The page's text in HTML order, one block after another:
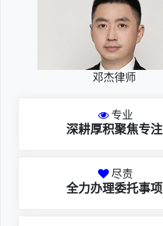
邓杰律师
专业
深耕厚积聚焦专注
尽责
全力办理委托事项